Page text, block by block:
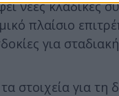
νέες κλαδικές
πλαίσιο
για
στοιχεία για